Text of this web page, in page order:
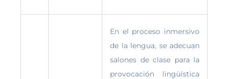
En el proceso inmersivo
de la lengua, se adecuan
salones de clase para la
provocación lingüística